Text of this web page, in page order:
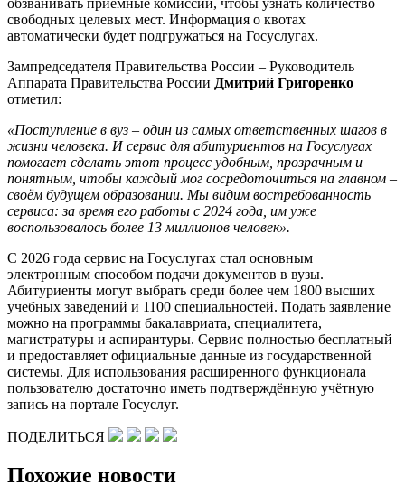
свободных целевых мест. Информация о квотах
автоматически будет подгружаться на Госуслугах.
Зампредседателя Правительства России – Руководитель
Аппарата Правительства России Дмитрий Григоренко
отметил:
«Поступление в вуз – один из самых ответственных шагов в
жизни человека. И сервис для абитуриентов на Госуслугах
помогает сделать этот процесс удобным, прозрачным и
понятным, чтобы каждый мог сосредоточиться на главном –
своём будущем образовании. Мы видим востребованность
сервиса: за время его работы с 2024 года, им уже
воспользовалось более 13 миллионов человек».
С 2026 года сервис на Госуслугах стал основным
электронным способом подачи документов в вузы.
Абитуриенты могут выбрать среди более чем 1800 высших
учебных заведений и 1100 специальностей. Подать заявление
можно на программы бакалавриата, специалитета,
магистратуры и аспирантуры. Сервис полностью бесплатный
и предоставляет официальные данные из государственной
системы. Для использования расширенного функционала
пользователю достаточно иметь подтверждённую учётную
запись на портале Госуслуг.
ПОДЕЛИТЬСЯ
Похожие новости